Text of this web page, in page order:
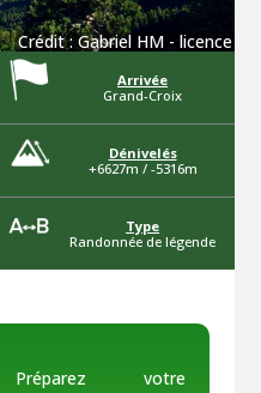
Crédit :Gabriel HM- licence
Arrivée
Grand-Croix
Dénivelés
+6627m / -5316m
Type
Randonnée de légende
Préparez votre